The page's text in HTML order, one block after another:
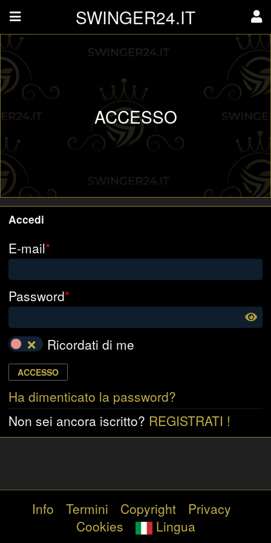
SWINGER24.IT
ACCESSO
Accedi
E-mail*
Password*
Ricordati di me
ACCESSO
Ha dimenticato la password?
Non sei ancora iscritto? REGISTRATI !
Info Termini Copyright
Privacy
Cookies
Lingua